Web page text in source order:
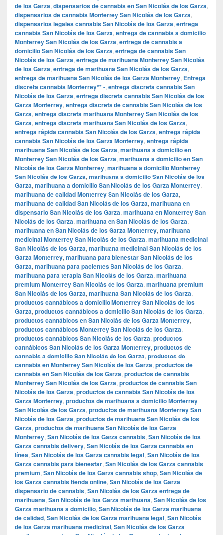
de los Garza, dispensarios de cannabis en San Nicolás de los Garza,
dispensarios de cannabis Monterrey San Nicolás de los Garza,
dispensarios legales cannabis San Nicolás de los Garza, entrega
cannabis San Nicolás de los Garza, entrega de cannabis a domicilio
Monterrey San Nicolás de los Garza, entrega de cannabis a
domicilio San Nicolás de los Garza, entrega de cannabis San
Nicolás de los Garza, entrega de marihuana Monterrey San Nicolás
de los Garza, entrega de marihuana San Nicolás de los Garza,
entrega de marihuana San Nicolás de los Garza Monterrey, Entrega
discreta cannabis Monterrey** -, entrega discreta cannabis San
Nicolás de los Garza, entrega discreta cannabis San Nicolás de los
Garza Monterrey, entrega discreta de cannabis San Nicolás de los
Garza, entrega discreta marihuana Monterrey San Nicolás de los
Garza, entrega discreta marihuana San Nicolás de los Garza,
entrega rápida cannabis San Nicolás de los Garza, entrega rápida
cannabis San Nicolás de los Garza Monterrey, entrega rápida
marihuana San Nicolás de los Garza, marihuana a domicilio en
Monterrey San Nicolás de los Garza, marihuana a domicilio en San
Nicolás de los Garza Monterrey, marihuana a domicilio Monterrey
San Nicolás de los Garza, marihuana a domicilio San Nicolás de los
Garza, marihuana a domicilio San Nicolás de los Garza Monterrey,
marihuana de calidad Monterrey San Nicolás de los Garza,
marihuana de calidad San Nicolás de los Garza, marihuana en
dispensario San Nicolás de los Garza, marihuana en Monterrey San
Nicolás de los Garza, marihuana en San Nicolás de los Garza,
marihuana en San Nicolás de los Garza Monterrey, marihuana
medicinal Monterrey San Nicolás de los Garza, marihuana medicinal
San Nicolás de los Garza, marihuana medicinal San Nicolás de los
Garza Monterrey, marihuana para bienestar San Nicolás de los
Garza, marihuana para pacientes San Nicolás de los Garza,
marihuana para terapia San Nicolás de los Garza, marihuana
premium Monterrey San Nicolás de los Garza, marihuana premium
San Nicolás de los Garza, marihuana San Nicolás de los Garza,
productos cannábicos a domicilio Monterrey San Nicolás de los
Garza, productos cannábicos a domicilio San Nicolás de los Garza,
productos cannábicos en San Nicolás de los Garza Monterrey,
productos cannábicos Monterrey San Nicolás de los Garza,
productos cannábicos San Nicolás de los Garza, productos
cannábicos San Nicolás de los Garza Monterrey, productos de
cannabis a domicilio San Nicolás de los Garza, productos de
cannabis en Monterrey San Nicolás de los Garza, productos de
cannabis en San Nicolás de los Garza, productos de cannabis
Monterrey San Nicolás de los Garza, productos de cannabis San
Nicolás de los Garza, productos de cannabis San Nicolás de los
Garza Monterrey, productos de marihuana a domicilio Monterrey
San Nicolás de los Garza, productos de marihuana Monterrey San
Nicolás de los Garza, productos de marihuana San Nicolás de los
Garza, productos de marihuana San Nicolás de los Garza
Monterrey, San Nicolás de los Garza cannabis, San Nicolás de los
Garza cannabis delivery, San Nicolás de los Garza cannabis en
línea, San Nicolás de los Garza cannabis legal, San Nicolás de los
Garza cannabis para bienestar, San Nicolás de los Garza cannabis
premium, San Nicolás de los Garza cannabis shop, San Nicolás de
los Garza cannabis tienda online, San Nicolás de los Garza
dispensario de cannabis, San Nicolás de los Garza entrega de
marihuana, San Nicolás de los Garza marihuana, San Nicolás de los
Garza marihuana a domicilio, San Nicolás de los Garza marihuana
de calidad, San Nicolás de los Garza marihuana legal, San Nicolás
de los Garza marihuana medicinal, San Nicolás de los Garza